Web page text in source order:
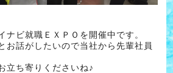
ナビ就職ＥＸＰＯを開催中です。
お話がしたいので当社から先輩社員
立ち寄りくださいね♪